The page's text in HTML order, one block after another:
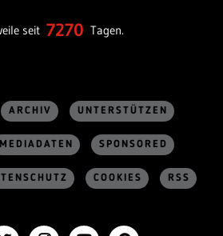
seit 7270 Tagen.
ARCHIV UNTERSTÜTZEN
MEDIADATEN SPONSORED
COOKIES RSS